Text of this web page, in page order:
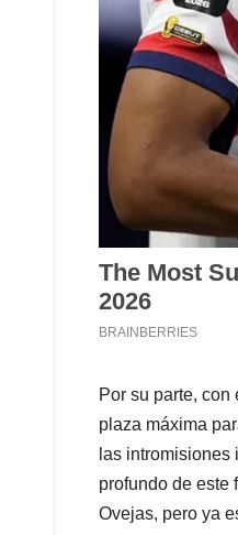
Por su parte,
plaza máxima
las
profundo de este
Ovejas, pero ya